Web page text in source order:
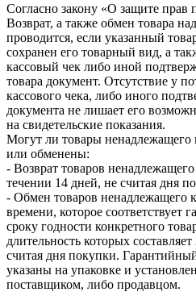
Согласно закону «О защите прав
Возврат, а также обмен товара
проводится, если указанный
сохранен его товарный вид, а
кассовый чек либо иной
товара документ. Отсутствие у
кассового чека, либо иного
документа не лишает его
на свидетельские показания.
Могут ли товары ненадлежащего
или обменены:
- Возврат товаров
течении 14 дней, не считая дня
- Обмен товаров ненадлежащего
времени, которое соответствует
сроку годности конкретного
длительность которых
считая дня покупки.
указаны на упаковке и
поставщиком, либо продавцом.